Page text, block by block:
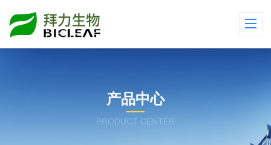
产品中心
PRODUCT CENTER